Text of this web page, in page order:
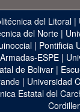
del Litoral |
del Norte|
| Pontificia
ESPE |
de Bolivar|
| Universidad
Estatal del